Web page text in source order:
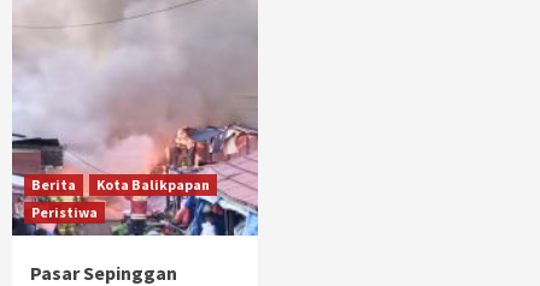
Berita
Kota Balikpapan
Peristiwa
Pasar Sepinggan